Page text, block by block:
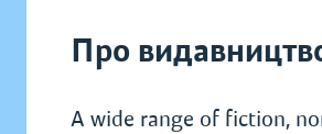
Про
A wide range of fiction,